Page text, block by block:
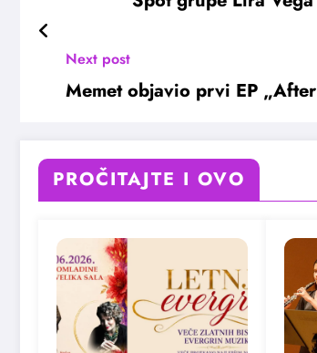
Next post
Memet objavio prvi EP
PROČITAJTE I OVO